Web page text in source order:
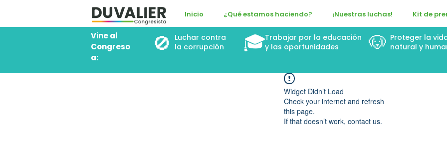
Inicio ¿Qué estamos haciendo? ¡Nuestras luchas! Kit de
Vine al
Congreso
a:
🚫 Luchar contra
la corrupción
🎓Trabajar por la educación
y las oportunidades
🐶 Proteger la
natural y
Widget Didn’t Load
Check your internet and refresh
this page.
If that doesn’t work, contact us.